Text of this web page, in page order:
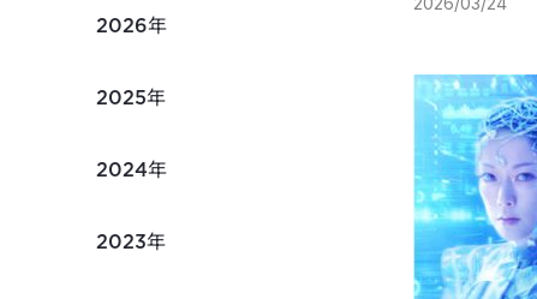
2026年
2025年
2024年
2023年